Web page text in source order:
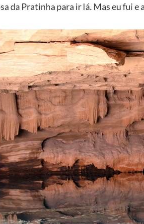
da Pratinha para ir lá. Mas eu fui e